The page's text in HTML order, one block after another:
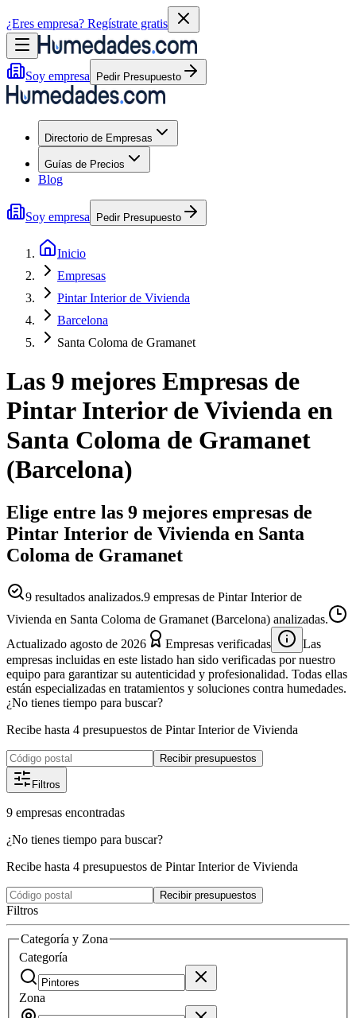
¿Eres empresa? Regístrate gratis
Soy empresa Pedir Presupuesto
Directorio de Empresas
Guías de Precios
Blog
Soy empresa Pedir Presupuesto
Inicio
Empresas
Pintar Interior de Vivienda
Barcelona
Santa Coloma de Gramanet
Las 9 mejores Empresas de
Pintar Interior de Vivienda en
Santa Coloma de Gramanet
(Barcelona)
Elige entre las 9 mejores empresas de
Pintar Interior de Vivienda en Santa
Coloma de Gramanet
9 resultados analizados.9 empresas de Pintar Interior de
Vivienda en Santa Coloma de Gramanet (Barcelona) analizadas.
Actualizado agosto de 2026 Empresas verificadas
Las
empresas incluidas en este listado han sido verificadas por nuestro
equipo para garantizar su autenticidad y profesionalidad. Todas ellas
están especializadas en tratamientos y soluciones contra humedades.
¿No tienes tiempo para buscar?
Recibe hasta 4 presupuestos de Pintar Interior de Vivienda
Recibir presupuestos
Filtros
9 empresas encontradas
¿No tienes tiempo para buscar?
Recibe hasta 4 presupuestos de Pintar Interior de Vivienda
Recibir presupuestos
Filtros
Categoría y Zona
Categoría
Zona